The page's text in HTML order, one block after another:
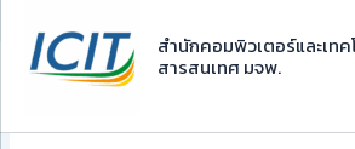
content
สำนักคอมพิวเตอร์และเทค
สารสนเทศ มจพ.